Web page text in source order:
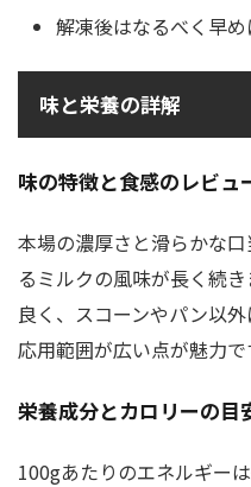
解凍後はなるべく早
味と栄養の詳解
味の特徴と食感のレビュ
本場の濃厚さと滑らかな
るミルクの風味が長く続
良く、スコーンやパン以
応用範囲が広い点が魅力で
栄養成分とカロリーの目
100gあたりのエネルギー